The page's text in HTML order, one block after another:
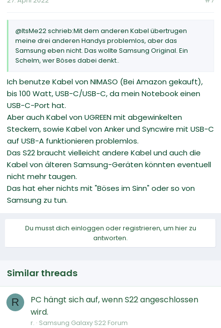
@ItsMe22 schrieb:Mit dem anderen Kabel übertrugen
meine drei anderen Handys problemlos, aber das
Samsung eben nicht. Das wollte Samsung Original. Ein
Schelm, wer Böses dabei denkt..
Ich benutze Kabel von NIMASO (Bei Amazon gekauft),
bis 100 Watt, USB-C/USB-C, da mein Notebook einen
USB-C-Port hat.
Aber auch Kabel von UGREEN mit abgewinkelten
Steckern, sowie Kabel von Anker und Syncwire mit USB-C
auf USB-A funktionieren problemlos.
Das S22 braucht vielleicht andere Kabel und auch die
Kabel von älteren Samsung-Geräten könnten eventuell
nicht mehr taugen.
Das hat eher nichts mit "Böses im Sinn" oder so von
Samsung zu tun.
Du musst dich einloggen oder registrieren, um hier zu
antworten.
Similar threads
R
PC hängt sich auf, wenn S22 angeschlossen
wird.
r. Samsung Galaxy S22 Forum